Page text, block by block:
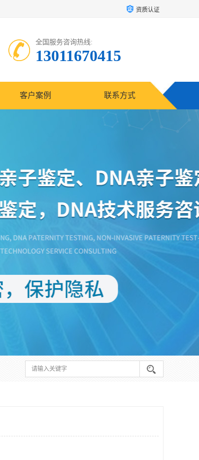
资质认证
全国服务咨询热线:
13011670415
客户案例 联系方式